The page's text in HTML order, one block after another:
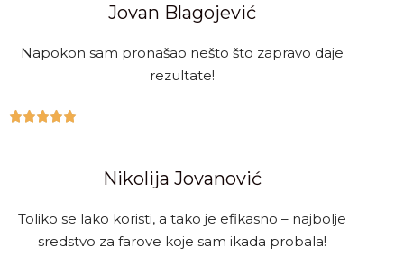
Jovan Blagojević
Napokon sam pronašao nešto što zapravo daje
rezultate!

Nikolija Jovanović
Toliko se lako koristi, a tako je efikasno – najbolje
sredstvo za farove koje sam ikada probala!